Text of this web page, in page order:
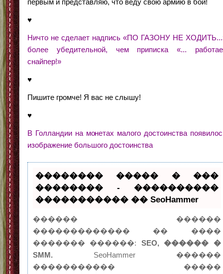
первым и представляю, что веду свою армию в бой!
♥
Ничто не сделает надпись «ПО ГАЗОНУ НЕ
более убедительной, чем приписка «...
снайпер!»
♥
Пишите громче! Я вас не слышу!
♥
В Голландии на монетах малого достоинства
изображение большого достоинства
�������� ����� � ���
�������� - ����������
����������� �� SeoHammer
������ ������
������������� �� ����
������� ������: SEO, ������ �
SMM. SeoHammer ������
����������� �����